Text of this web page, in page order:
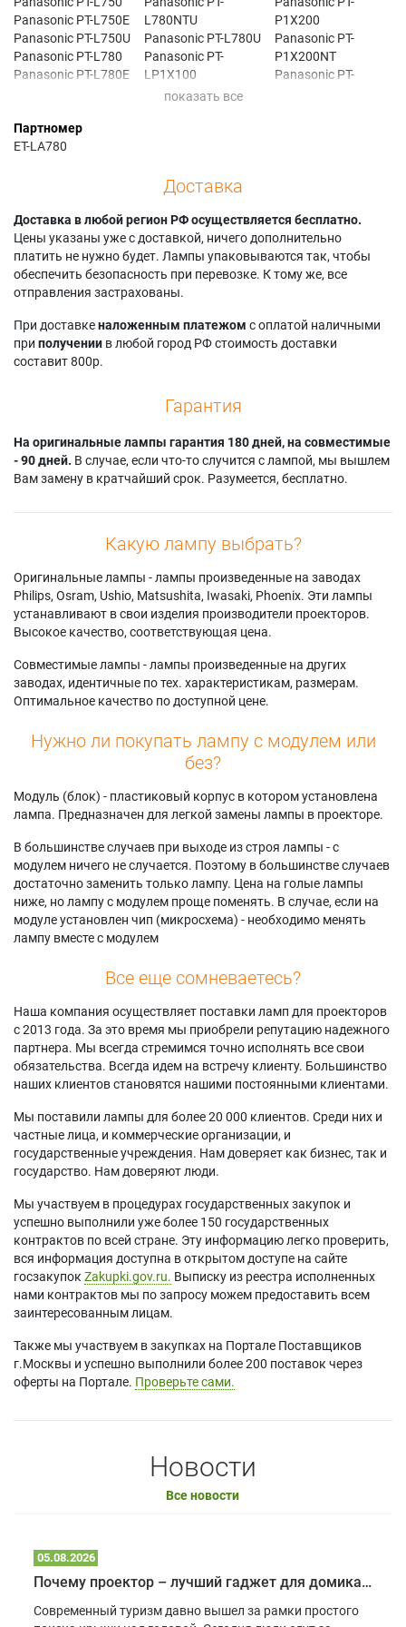
Panasonic PT-L750E
Panasonic PT-L750U
Panasonic PT-L780
Panasonic PT-L780E
Panasonic PT-
L780NTE
L780NTU
Panasonic PT-L780U
Panasonic PT-
LP1X100
Panasonic PT-
P1X200
Panasonic PT-
P1X200NT
Panasonic PT-
Партномер
ET-LA780
Доставка
Доставка в любой регион РФ осуществляется бесплатно.
Цены указаны уже с доставкой, ничего дополнительно
платить не нужно будет. Лампы упаковываются так, чтобы
обеспечить безопасность при перевозке. К тому же, все
отправления застрахованы.
При доставкеналоженным платежом с оплатой наличными
при получении в любой город РФ стоимость доставки
составит 800р.
Гарантия
На оригинальные лампы гарантия 180 дней, на совместимые
- 90 дней. В случае, если что-то случится с лампой, мы вышлем
Вам замену в кратчайший срок. Разумеется, бесплатно.
Какую лампу выбрать?
Оригинальные лампы - лампы произведенные на заводах
Philips, Osram, Ushio, Matsushita, Iwasaki, Phoenix. Эти лампы
устанавливают в свои изделия производители проекторов.
Высокое качество, соответствующая цена.
Совместимые лампы - лампы произведенные на других
заводах, идентичные по тех. характеристикам, размерам.
Оптимальное качество по доступной цене.
Нужно ли покупать лампу с модулем или
без?
Модуль (блок) - пластиковый корпус в котором установлена
лампа. Предназначен для легкой замены лампы в проекторе.
В большинстве случаев при выходе из строя лампы - с
модулем ничего не случается. Поэтому в большинстве случаев
достаточно заменить только лампу. Цена на голые лампы
ниже, но лампу с модулем проще поменять. В случае, если на
модуле установлен чип (микросхема) - необходимо менять
лампу вместе с модулем
Все еще сомневаетесь?
Наша компания осуществляет поставки ламп для проекторов
с 2013 года. За это время мы приобрели репутацию надежного
партнера. Мы всегда стремимся точно исполнять все свои
обязательства. Всегда идем на встречу клиенту. Большинство
наших клиентов становятся нашими постоянными клиентами.
Мы поставили лампы для более 20 000 клиентов. Среди них и
частные лица, и коммерческие организации, и
государственные учреждения. Нам доверяет как бизнес, так и
государство. Нам доверяют люди.
Мы участвуем в процедурах государственных закупок и
успешно выполнили уже более 150 государственных
контрактов по всей стране. Эту информацию легко проверить,
вся информация доступна в открытом доступе на сайте
госзакупок Zakupki.gov.ru. Выписку из реестра исполненных
нами контрактов мы по запросу можем предоставить всем
заинтересованным лицам.
Также мы участвуем в закупках на Портале Поставщиков
г.Москвы и успешно выполнили более 200 поставок через
оферты на Портале. Проверьте сами.
Новости
Все новости
05.08.2026
Почему проектор – лучший гаджет для домика в глэмпинге
Современный туризм давно вышел за рамки простого